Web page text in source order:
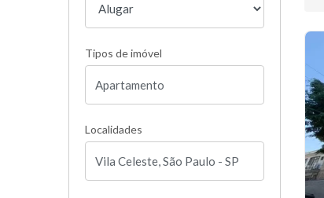
Tipos de imóvel
Localidades